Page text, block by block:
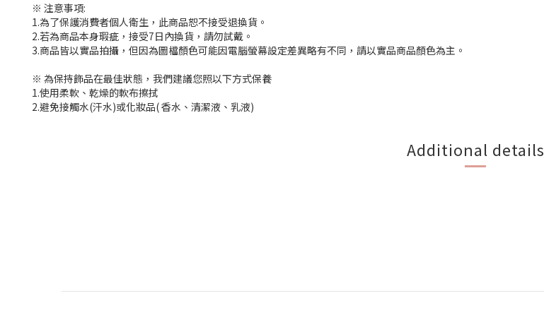
※ 注意事項:
1.為了保護消費者個人衛生，此商品恕不接受退換貨。
2.若為商品本身瑕疵，接受7日內換貨，請勿試戴。
3.商品皆以實品拍攝，但因為圖檔顏色可能因電腦螢幕設定差異略有不同，請以實品商品顏色為主。
※ 為保持飾品在最佳狀態，我們建議您照以下方式保養
1.使用柔軟、乾燥的軟布擦拭
2.避免接觸水(汗水)或化妝品( 香水、清潔液、乳液)
Additional details